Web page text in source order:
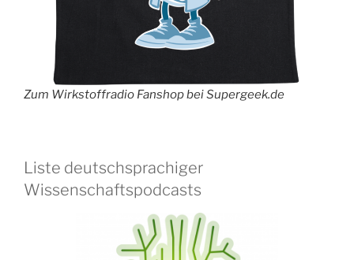
Zum Wirkstoffradio Fanshop bei Supergeek.de
Liste deutschsprachiger
Wissenschaftspodcasts